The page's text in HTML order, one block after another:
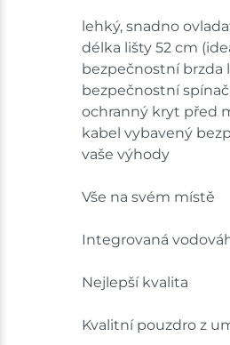
lehký, snadno
délka lišty 52 cm
bezpečnostní brzda
bezpečnostní
ochranný kryt před
kabel vybavený
vaše výhody
Vše na svém místě
Integrovaná
Nejlepší kvalita
Kvalitní pouzdro z